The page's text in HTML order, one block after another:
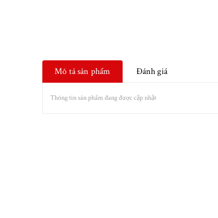
Mô tả sản phẩm Đánh giá
Thông tin sản phẩm đang được cập nhật